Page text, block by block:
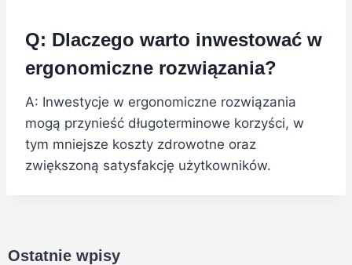
Q: Dlaczego warto inwestować w
ergonomiczne rozwiązania?
A: Inwestycje w ergonomiczne rozwiązania
mogą przynieść długoterminowe korzyści, w
tym mniejsze koszty zdrowotne oraz
zwiększoną satysfakcję użytkowników.
Ostatnie wpisy